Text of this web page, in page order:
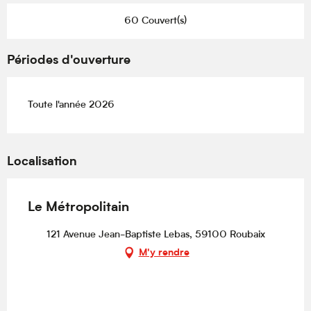
60 Couvert(s)
Périodes d'ouverture
Toute l'année 2026
Localisation
Le Métropolitain
121 Avenue Jean-Baptiste Lebas, 59100 Roubaix
M'y rendre